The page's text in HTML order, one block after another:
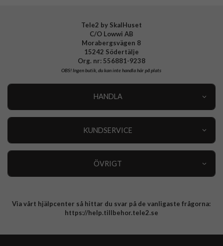
Tele2 by SkalHuset
C/O Lowwi AB
Morabergsvägen 8
15242 Södertälje
Org. nr: 556881-9238
OBS!Ingen butik, du kan inte handla här på plats
HANDLA
KUNDSERVICE
ÖVRIGT
Integritetspolicy
Via vårt hjälpcenter så hittar du svar på de vanligaste frågorna:
https://help.tillbehor.tele2.se